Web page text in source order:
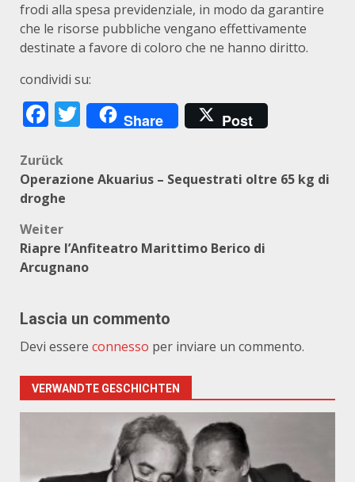
frodi alla spesa previdenziale, in modo da garantire
che le risorse pubbliche vengano effettivamente
destinate a favore di coloro che ne hanno diritto.
condividi su:
Facebook
Twitter
Share Post
Beitragsnavigation
Zurück
Operazione Akuarius – Sequestrati oltre 65 kg di
droghe
Weiter
Riapre l’Anfiteatro Marittimo Berico di
Arcugnano
Lascia un commento
Devi essere connesso per inviare un commento.
VERWANDTE GESCHICHTEN